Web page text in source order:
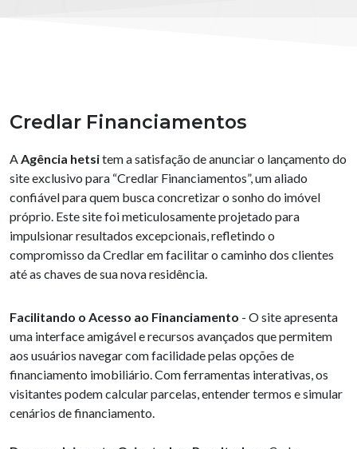
Credlar Financiamentos
AAgência hetsitem a satisfação de anunciar o lançamento do
site exclusivo para “Credlar Financiamentos”, um aliado
confiável para quem busca concretizar o sonho do imóvel
próprio. Este site foi meticulosamente projetado para
impulsionar resultados excepcionais, refletindo o
compromisso da Credlar em facilitar o caminho dos clientes
até as chaves de sua nova residência.
Facilitando o Acesso ao Financiamento - O site apresenta
uma interface amigável e recursos avançados que permitem
aos usuários navegar com facilidade pelas opções de
financiamento imobiliário. Com ferramentas interativas, os
visitantes podem calcular parcelas, entender termos e simular
cenários de financiamento.